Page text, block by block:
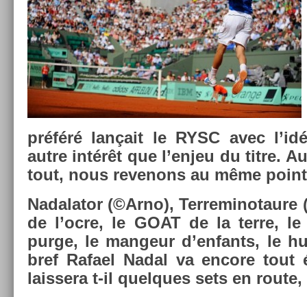
préféré lançait le RYSC avec
autre intérêt que l’enjeu du titre.
tout, nous re­venons au même
Nadalator (©Arno),
de l’ocre, le GOAT de la terre,
purge, le man­geur d’en­fants, le
bref Rafael Nadal va en­core tout
lais­sera t-il quel­ques sets en